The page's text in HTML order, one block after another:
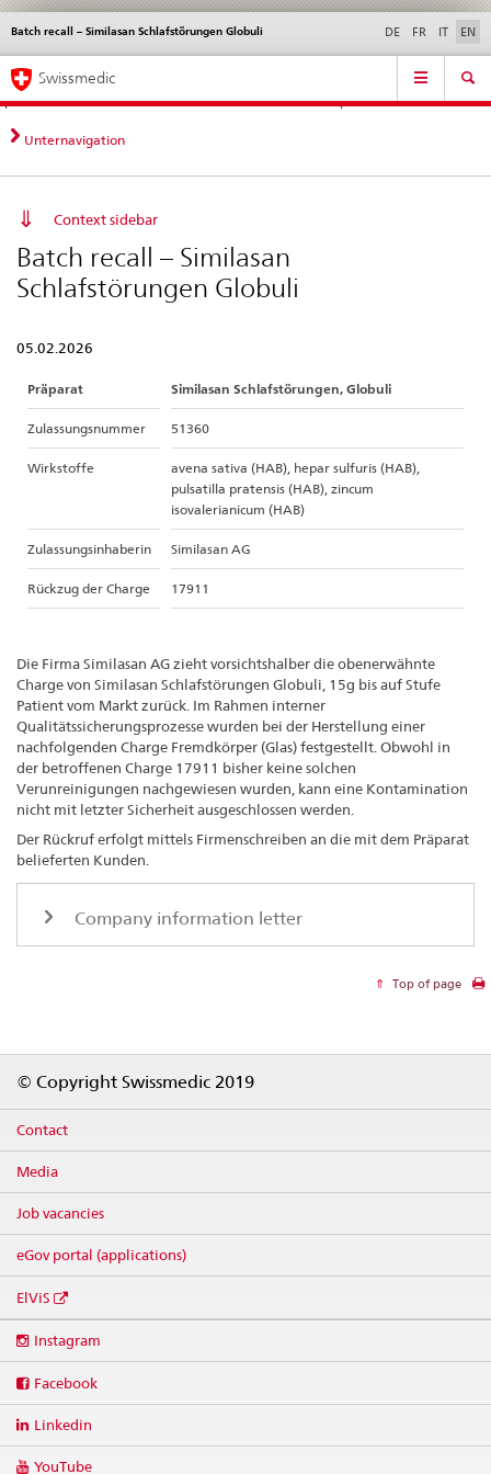
Direct
navigation:
news,
legal
contact
News &
standards
Contact | Support &
Help
Batch recall – Similasan Schlafstörungen Globuli
Languages DE FR IT EN
Service
Main
Navigation
Swissmedic
Unternavigation
Context sidebar
Batch recall – Similasan
Schlafstörungen Globuli
05.02.2026
Präparat Similasan Schlafstörungen, Globuli
Zulassungsnummer 51360
Wirkstoffe
avena sativa (HAB), hepar sulfuris (HAB),
pulsatilla pratensis (HAB), zincum
isovalerianicum (HAB)
Zulassungsinhaberin Similasan AG
Rückzug der Charge 17911
Die Firma Similasan AG zieht vorsichtshalber die obenerwähnte
Charge von Similasan Schlafstörungen Globuli, 15g bis auf Stufe
Patient vom Markt zurück. Im Rahmen interner
Qualitätssicherungsprozesse wurden bei der Herstellung einer
nachfolgenden Charge Fremdkörper (Glas) festgestellt. Obwohl in
der betroffenen Charge 17911 bisher keine solchen
Verunreinigungen nachgewiesen wurden, kann eine Kontamination
nicht mit letzter Sicherheit ausgeschlossen werden.
Der Rückruf erfolgt mittels Firmenschreiben an die mit dem Präparat
belieferten Kunden.
Company information letter
Top of page
© Copyright Swissmedic 2019
Contact
Media
Job vacancies
eGov portal (applications)
ElViS
media
Instagram
Facebook
Linkedin
YouTube